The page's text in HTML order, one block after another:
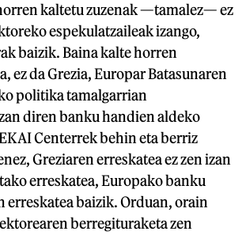
kaltetu zuzenak —tamalez— ez
espekulatzaileak izango,
baizik. Baina kalte horren
ez da Grezia, Europar Batasunaren
politika tamalgarrian
diren banku handien aldeko
Centerrek behin eta berriz
Greziaren erreskatea ez zen izan
erreskatea, Europako banku
erreskatea baizik. Orduan, orain
berregituraketa zen